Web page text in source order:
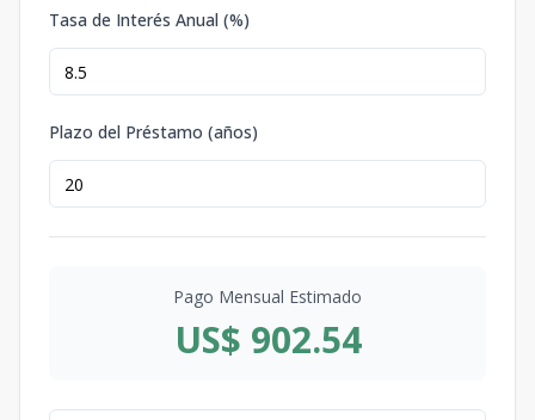
Tasa de Interés Anual (%)
Plazo del Préstamo (años)
Pago Mensual Estimado
US$ 902.54